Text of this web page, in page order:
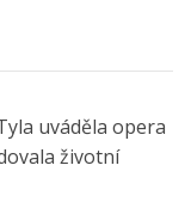
uváděla opera
životní